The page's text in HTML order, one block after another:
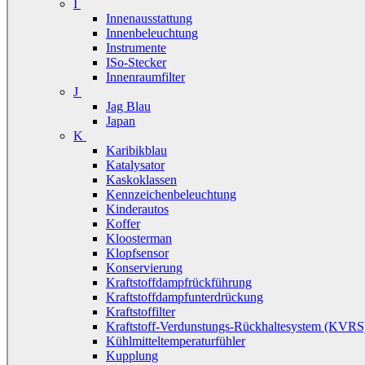
Innenausstattung
Innenbeleuchtung
Instrumente
ISo-Stecker
Innenraumfilter
J
Jag Blau
Japan
K
Karibikblau
Katalysator
Kaskoklassen
Kennzeichenbeleuchtung
Kinderautos
Koffer
Kloosterman
Klopfsensor
Konservierung
Kraftstoffdampfrückführung
Kraftstoffdampfunterdrückung
Kraftstoffilter
Kraftstoff-Verdunstungs-Rückhaltesystem
Kühlmitteltemperaturfühler
Kupplung